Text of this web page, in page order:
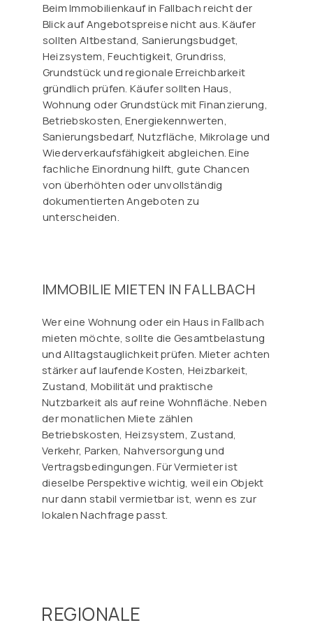
Beim Immobilienkauf in Fallbach reicht der
Blick auf Angebotspreise nicht aus. Käufer
sollten Altbestand, Sanierungsbudget,
Heizsystem, Feuchtigkeit, Grundriss,
Grundstück und regionale Erreichbarkeit
gründlich prüfen. Käufer sollten Haus,
Wohnung oder Grundstück mit Finanzierung,
Betriebskosten, Energiekennwerten,
Sanierungsbedarf, Nutzfläche, Mikrolage und
Wiederverkaufsfähigkeit abgleichen. Eine
fachliche Einordnung hilft, gute Chancen
von überhöhten oder unvollständig
dokumentierten Angeboten zu
unterscheiden.
IMMOBILIE MIETEN IN FALLBACH
Wer eine Wohnung oder ein Haus in Fallbach
mieten möchte, sollte die Gesamtbelastung
und Alltagstauglichkeit prüfen. Mieter achten
stärker auf laufende Kosten, Heizbarkeit,
Zustand, Mobilität und praktische
Nutzbarkeit als auf reine Wohnfläche. Neben
der monatlichen Miete zählen
Betriebskosten, Heizsystem, Zustand,
Verkehr, Parken, Nahversorgung und
Vertragsbedingungen. Für Vermieter ist
dieselbe Perspektive wichtig, weil ein Objekt
nur dann stabil vermietbar ist, wenn es zur
lokalen Nachfrage passt.
REGIONALE